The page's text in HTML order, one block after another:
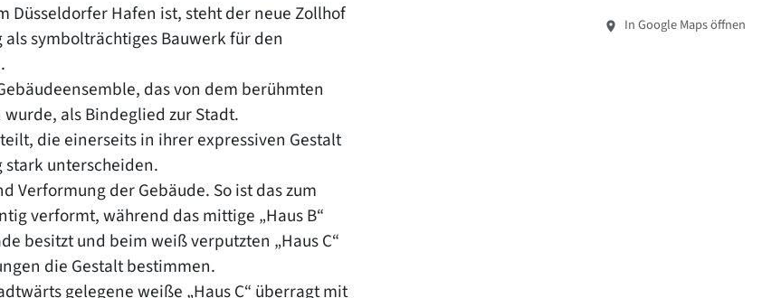
Düsseldorfer Hafen ist, steht der neue Zollhof
symbolträchtiges Bauwerk für den
das von dem berühmten
als Bindeglied zur Stadt.
die einerseits in ihrer expressiven Gestalt
unterscheiden.
der Gebäude. So ist das zum
verformt, während das mittige „Haus B“
besitzt und beim weiß verputzten „Haus C“
die Gestalt bestimmen.
gelegene weiße „Haus C“ überragt mit
In Google Maps öffnen